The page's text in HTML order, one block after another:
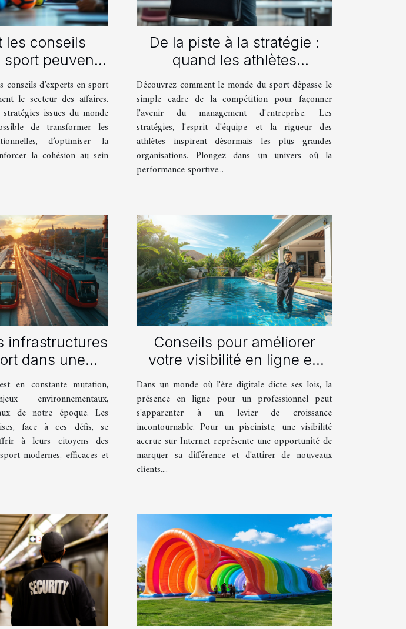
les conseils
sport peuvent-
le secteur
?
conseils d’experts en sport
le secteur des affaires.
issues du monde
de transformer les
d’optimiser la
la cohésion au sein
De la piste à la stratégie :
quand les athlètes
influencent les grandes
entreprises ?
Découvrez comment le monde du sport dépasse le
simple cadre de la compétition pour façonner
l'avenir du management d'entreprise. Les
stratégies, l'esprit d'équipe et la rigueur des
athlètes inspirent désormais les plus grandes
organisations. Plongez dans un univers où la
performance sportive...
infrastructures
dans une
française
en constante mutation,
environnementaux,
de notre époque. Les
face à ces défis, se
à leurs citoyens des
modernes, efficaces et
Conseils pour améliorer
votre visibilité en ligne en
tant que pisciniste
Dans un monde où l'ère digitale dicte ses lois, la
présence en ligne pour un professionnel peut
s'apparenter à un levier de croissance
incontournable. Pour un pisciniste, une visibilité
accrue sur Internet représente une opportunité de
marquer sa différence et d'attirer de nouveaux
clients....